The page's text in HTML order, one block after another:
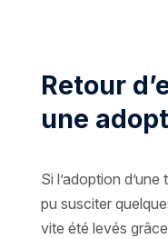
Retour
une
Si l’adoption
pu susciter
vite été levés